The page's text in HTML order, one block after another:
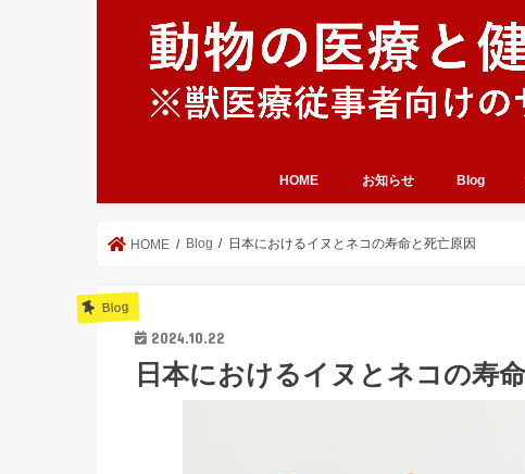
HOME お知らせ Blog
HOME Blog 日本におけるイヌとネコの寿命と死亡原因
Blog
2024.10.22
日本におけるイヌとネコの寿